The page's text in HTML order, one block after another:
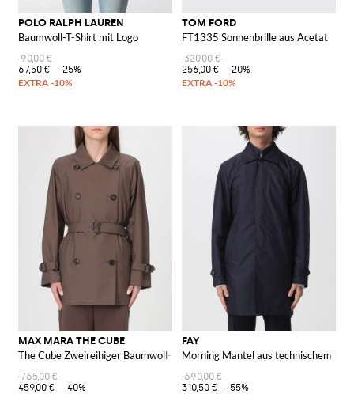
POLO RALPH LAUREN
Baumwoll-T-Shirt mit Logo
90,00 €
67,50 €
-25%
TOM FORD
FT1335 Sonnenbrille aus Acetat
320,00 €
256,00 €
-20%
MAX MARA THE CUBE
The Cube Zweireihiger Baumwoll-Trenchcoat Max Mara
765,00 €
459,00 €
-40%
FAY
Morning Mantel aus technischem
690,00 €
310,50 €
-55%